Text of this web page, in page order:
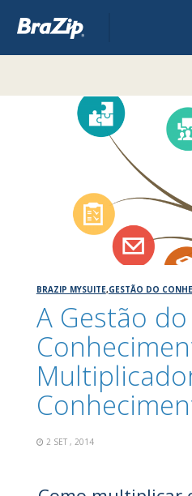
BRAZIP MYSUITE,GESTÃO DO
A Gestão do
2 SET , 2014